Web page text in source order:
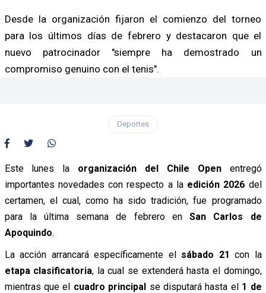
Desde la organización fijaron el comienzo del torneo
para los últimos días de febrero y destacaron que el
nuevo patrocinador "siempre ha demostrado un
compromiso genuino con el tenis".
Deportes
Este lunes la organización del Chile Openentregó
importantes novedades con respecto a la edición 2026 del
certamen, el cual, como ha sido tradición, fue programado
para la última semana de febrero enSan Carlos de
Apoquindo.
La acción arrancará específicamente el sábado 21 con la
etapa clasificatoria, la cual se extenderá hasta el domingo,
mientras que el cuadro principal se disputará hasta el 1 de